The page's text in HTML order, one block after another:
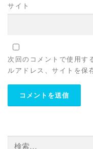
サイト
次回のコメントで使用す
ルアドレス、サイトを保